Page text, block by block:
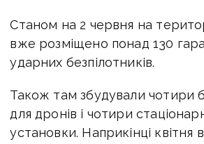
Станом на 2 червня на
вже розміщено понад 130
ударних безпілотників.
Також там збудували чотири
для дронів і чотири
установки. Наприкінці квітня